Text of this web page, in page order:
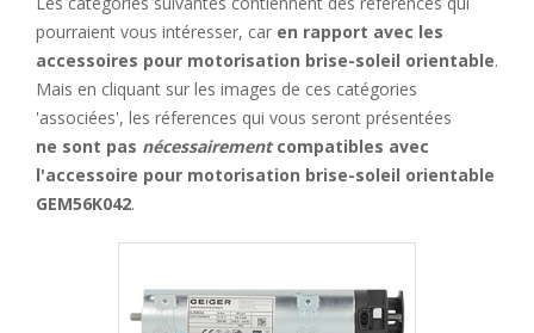
pourraient vous intéresser, car en rapport avec les
accessoires pour motorisation brise-soleil orientable.
Mais en cliquant sur les images de ces catégories
'associées', les réferences qui vous seront présentées
ne sont pas nécessairementcompatibles avec
l'accessoire pour motorisation brise-soleil orientable
GEM56K042.